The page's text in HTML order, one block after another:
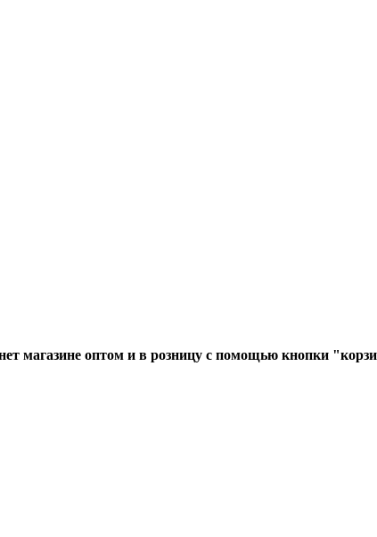
магазине оптом и в розницу с помощью кнопки